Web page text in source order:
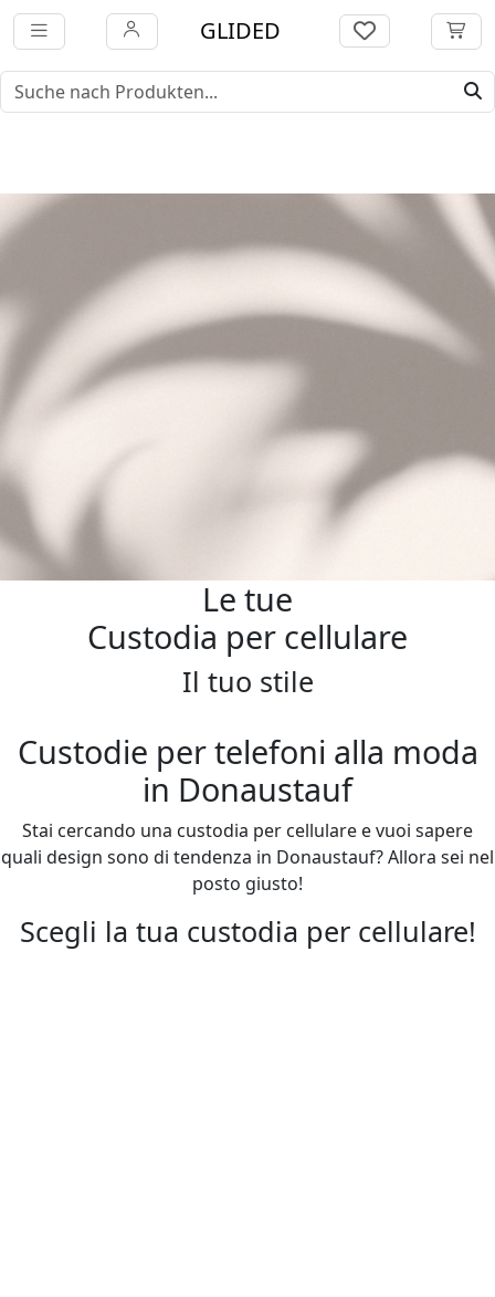
GLIDED
Le tue
Custodia per cellulare
Il tuo stile
Custodie per telefoni alla moda
in Donaustauf
Stai cercando una custodia per cellulare e vuoi sapere
quali design sono di tendenza in Donaustauf? Allora sei nel
posto giusto!
Scegli la tua custodia per cellulare!